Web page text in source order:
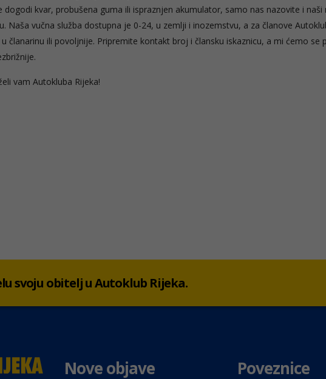
dogodi kvar, probušena guma ili ispraznjen akumulator, samo nas nazovite i naši
Naša vučna služba dostupna je 0-24, u zemlji i inozemstvu, a za članove
članarinu ili povoljnije. Pripremite kontakt broj i člansku iskaznicu, a mi ćemo se
vam Autokluba Rijeka!
svoju obitelj u Autoklub Rijeka.
Nove objave Poveznice